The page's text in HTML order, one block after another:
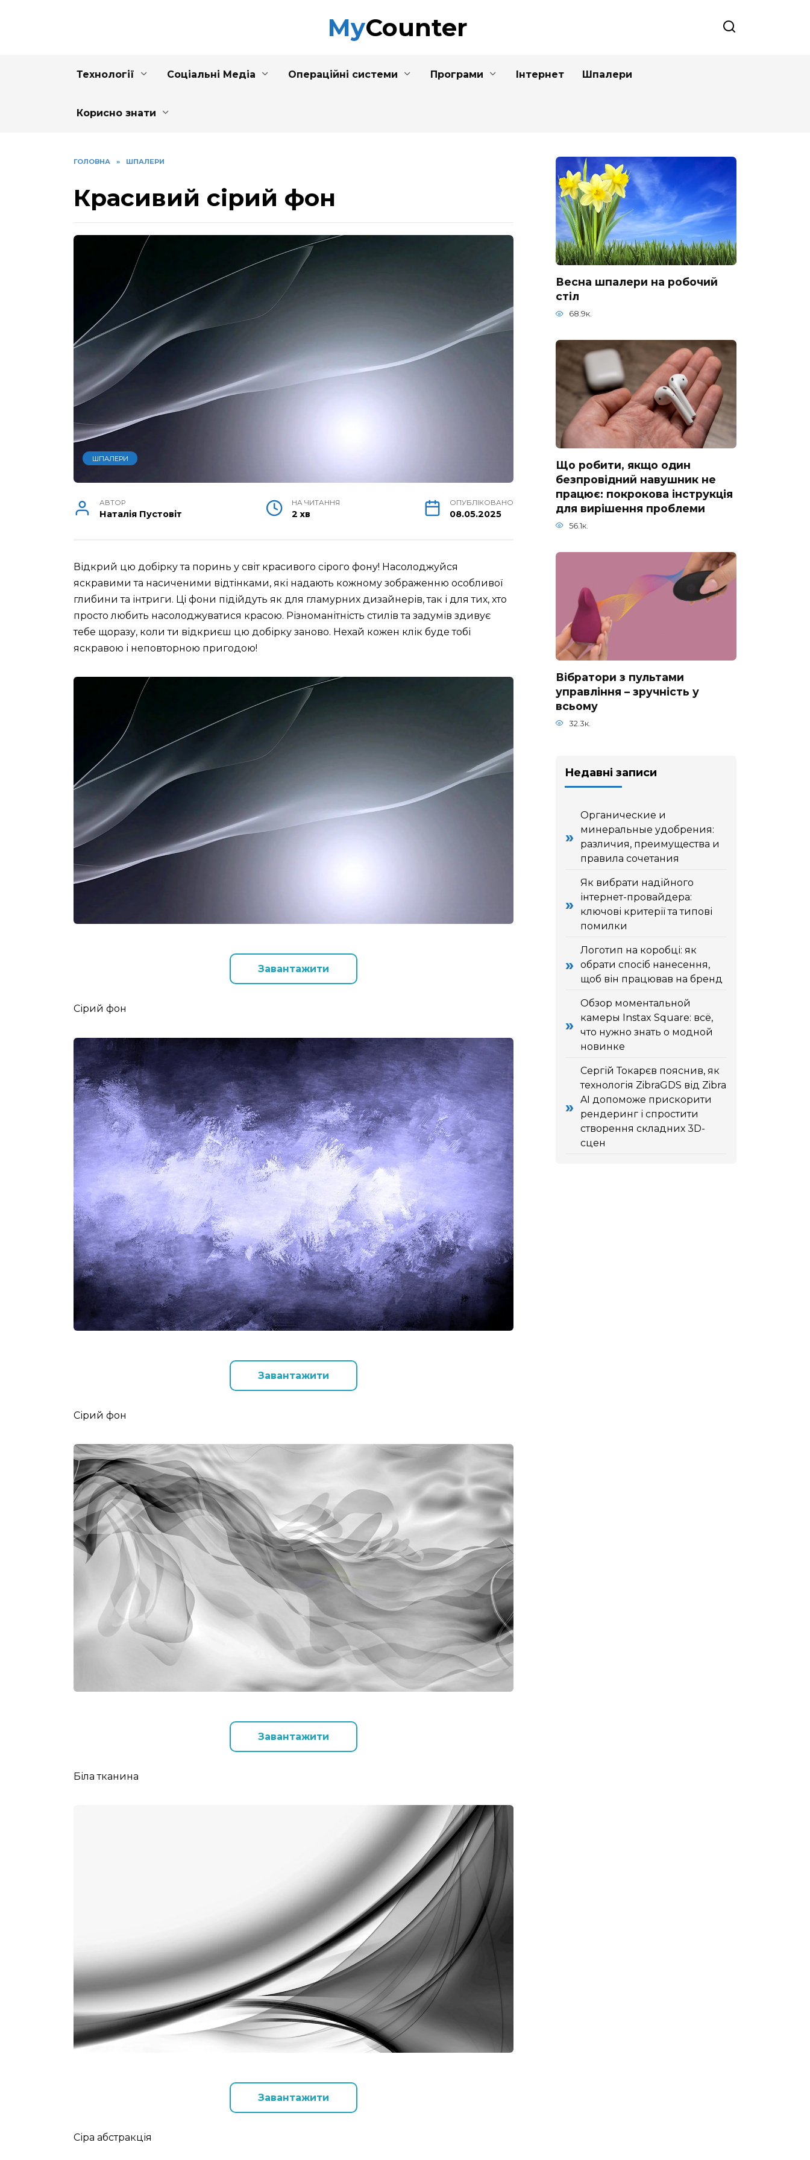
MyCounter
Технології Соціальні Медіа Операційні системи Програми Інтернет Шпалери
Корисно знати
ГОЛОВНА » ШПАЛЕРИ
Красивий сірий фон
ШПАЛЕРИ
АВТОР
Наталія Пустовіт
НА ЧИТАННЯ
2 хв
ОПУБЛІКОВАНО
08.05.2025
Відкрий цю добірку та поринь у світ красивого сірого фону! Насолоджуйся
яскравими та насиченими відтінками, які надають кожному зображенню особливої
глибини та інтриги. Ці фони підійдуть як для гламурних дизайнерів, так і для тих, хто
просто любить насолоджуватися красою. Різноманітність стилів та задумів здивує
тебе щоразу, коли ти відкриєш цю добірку заново. Нехай кожен клік буде тобі
яскравою і неповторною пригодою!
Завантажити
Сірий фон
Завантажити
Сірий фон
Завантажити
Біла тканина
Завантажити
Сіра абстракція
Весна шпалери на робочий
стіл
68.9к.
Що робити, якщо один
безпровідний навушник не
працює: покрокова інструкція
для вирішення проблеми
56.1к.
Вібратори з пультами
управління – зручність у
всьому
32.3к.
Недавні записи
Органические и
минеральные удобрения:
различия, преимущества и
правила сочетания
Як вибрати надійного
інтернет-провайдера:
ключові критерії та типові
помилки
Логотип на коробці: як
обрати спосіб нанесення,
щоб він працював на бренд
Обзор моментальной
камеры Instax Square: всё,
что нужно знать о модной
новинке
Сергій Токарєв пояснив, як
технологія ZibraGDS від Zibra
AI допоможе прискорити
рендеринг і спростити
створення складних 3D-
сцен